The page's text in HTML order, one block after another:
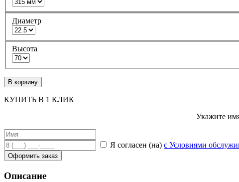
Диаметр
Высота
В корзину
КУПИТЬ В 1 КЛИК
Укажите
Я согласен (на) с Условиями
Оформить заказ
Описание